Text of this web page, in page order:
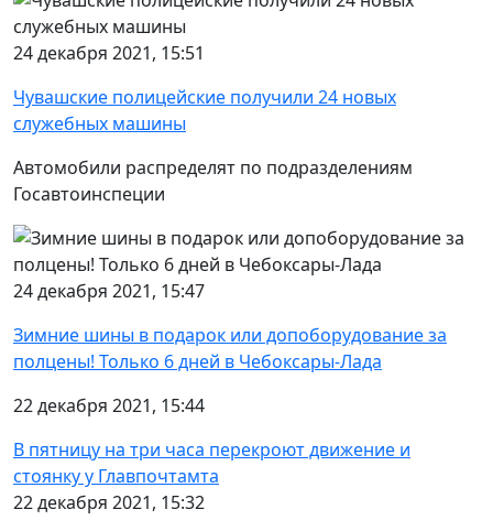
24 декабря 2021, 15:51
Чувашские полицейские получили 24 новых
служебных машины
Автомобили распределят по подразделениям
Госавтоинспеции
24 декабря 2021, 15:47
Зимние шины в подарок или допоборудование за
полцены! Только 6 дней в Чебоксары-Лада
22 декабря 2021, 15:44
В пятницу на три часа перекроют движение и
стоянку у Главпочтамта
22 декабря 2021, 15:32